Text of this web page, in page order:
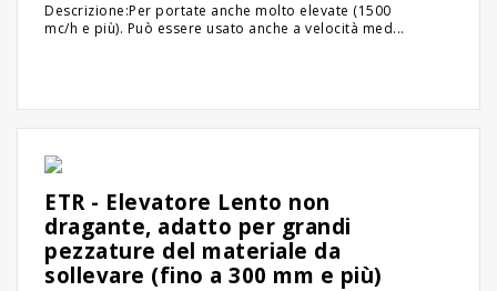
Descrizione:Per portate anche molto elevate (1500
mc/h e più). Può essere usato anche a velocità med...
ETR - Elevatore Lento non
dragante, adatto per grandi
pezzature del materiale da
sollevare (fino a 300 mm e più)